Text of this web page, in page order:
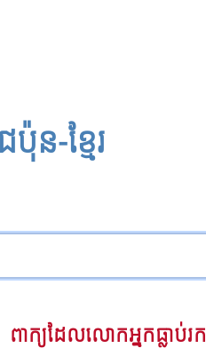
ពាក្យដែលលោកអ្នកធ្លាប់រក